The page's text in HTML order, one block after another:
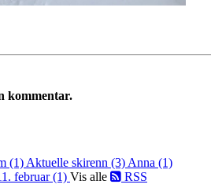
kommentar.
(1) Aktuelle skirenn (3) Anna (1)
februar (1) Vis alle RSS